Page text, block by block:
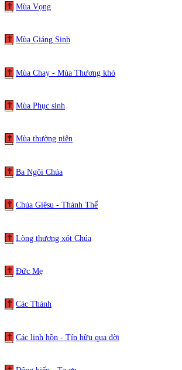
Mùa Vọng
Mùa Giáng Sinh
Mùa Chay - Mùa Thương khó
Mùa Phục sinh
Mùa thường niên
Ba Ngôi Chúa
Chúa Giêsu - Thánh Thể
Lòng thương xót Chúa
Đức Mẹ
Các Thánh
Các linh hồn - Tín hữu qua đời